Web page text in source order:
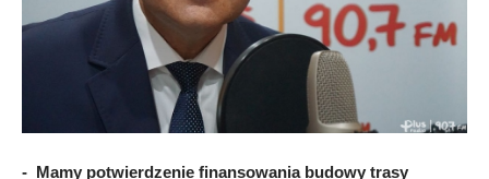
- Mamy potwierdzenie finansowania budowy trasy